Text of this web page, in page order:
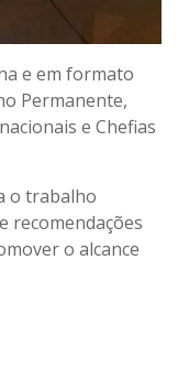
e em formato
Permanente,
e Chefias
o trabalho
recomendações
o alcance